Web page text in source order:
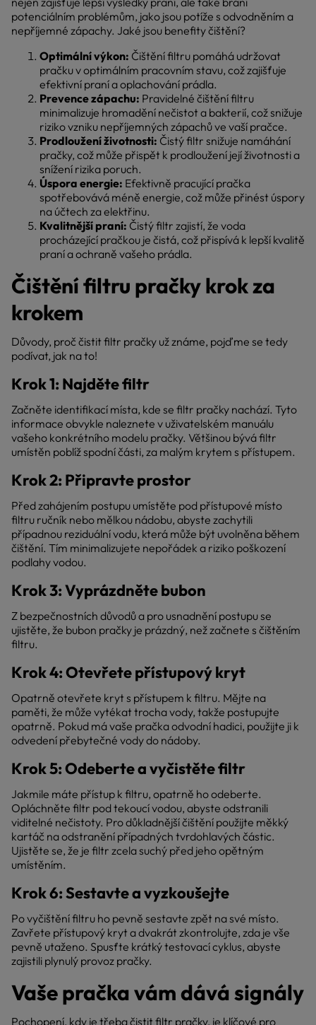
potenciálním problémům, jako jsou potíže s odvodněním a
nepříjemné zápachy. Jaké jsou benefity čištění?
Optimální výkon: Čištění filtru pomáhá udržovat
pračku v optimálním pracovním stavu, což zajišťuje
efektivní praní a oplachování prádla.
Prevence zápachu: Pravidelné čištění filtru
minimalizuje hromadění nečistot a bakterií, což snižuje
riziko vzniku nepříjemných zápachů ve vaší pračce.
Prodloužení životnosti: Čistý filtr snižuje namáhání
pračky, což může přispět k prodloužení její životnosti a
snížení rizika poruch.
Úspora energie: Efektivně pracující pračka
spotřebovává méně energie, což může přinést úspory
na účtech za elektřinu.
Kvalitnější praní: Čistý filtr zajistí, že voda
procházející pračkou je čistá, což přispívá k lepší kvalitě
praní a ochraně vašeho prádla.
Čištění filtru pračky krok za
krokem
Důvody, proč čistit filtr pračky už známe, pojďme se tedy
podívat, jak na to!
Krok 1: Najděte filtr
Začněte identifikací místa, kde se filtr pračky nachází. Tyto
informace obvykle naleznete v uživatelském manuálu
vašeho konkrétního modelu pračky. Většinou bývá filtr
umístěn poblíž spodní části, za malým krytem s přístupem.
Krok 2: Připravte prostor
Před zahájením postupu umístěte pod přístupové místo
filtru ručník nebo mělkou nádobu, abyste zachytili
případnou reziduální vodu, která může být uvolněna během
čištění. Tím minimalizujete nepořádek a riziko poškození
podlahy vodou.
Krok 3: Vyprázdněte bubon
Z bezpečnostních důvodů a pro usnadnění postupu se
ujistěte, že bubon pračky je prázdný, než začnete s čištěním
filtru.
Krok 4: Otevřete přístupový kryt
Opatrně otevřete kryt s přístupem k filtru. Mějte na
paměti, že může vytékat trocha vody, takže postupujte
opatrně. Pokud má vaše pračka odvodní hadici, použijte ji k
odvedení přebytečné vody do nádoby.
Krok 5: Odeberte a vyčistěte filtr
Jakmile máte přístup k filtru, opatrně ho odeberte.
Opláchněte filtr pod tekoucí vodou, abyste odstranili
viditelné nečistoty. Pro důkladnější čištění použijte měkký
kartáč na odstranění případných tvrdohlavých částic.
Ujistěte se, že je filtr zcela suchý před jeho opětným
umístěním.
Krok 6: Sestavte a vyzkoušejte
Po vyčištění filtru ho pevně sestavte zpět na své místo.
Zavřete přístupový kryt a dvakrát zkontrolujte, zda je vše
pevně utaženo. Spusťte krátký testovací cyklus, abyste
zajistili plynulý provoz pračky.
Vaše pračka vám dává signály
Pochopení, kdy je třeba čistit filtr pračky, je klíčové pro